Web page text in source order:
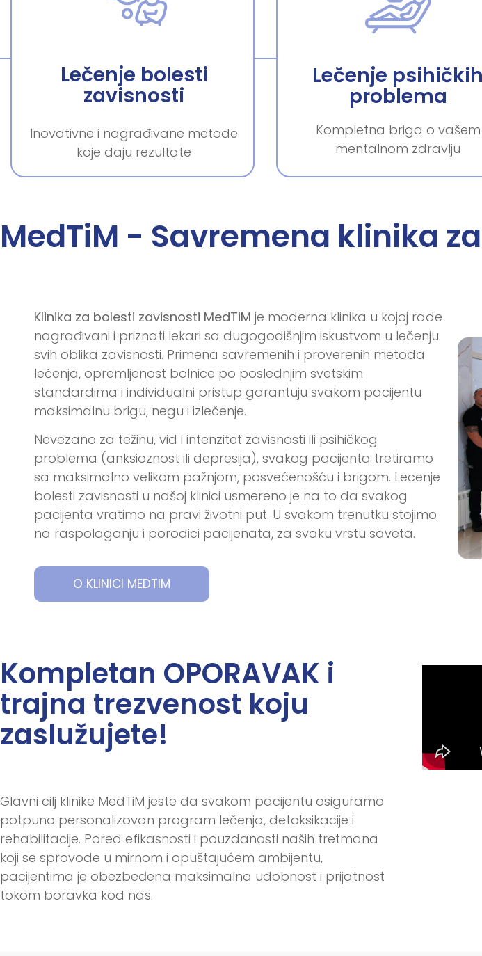
Lečenje bolesti
zavisnosti
Inovativne i nagrađivane metode
koje daju rezultate
Lečenje psihičkih
problema
Kompletna briga o vašem
mentalnom zdravlju
MedTiM - Savremena klinika
Klinika za bolesti zavisnosti MedTiM je moderna klinika u kojoj rade
nagrađivani i priznati lekari sa dugogodišnjim iskustvom u lečenju
svih oblika zavisnosti. Primena savremenih i proverenih metoda
lečenja, opremljenost bolnice po poslednjim svetskim
standardima i individualni pristup garantuju svakom pacijentu
maksimalnu brigu, negu i izlečenje.
Nevezano za težinu, vid i intenzitet zavisnosti ili psihičkog
problema (anksioznost ili depresija), svakog pacijenta tretiramo
sa maksimalno velikom pažnjom, posvećenošću i brigom. Lecenje
bolesti zavisnosti u našoj klinici usmereno je na to da svakog
pacijenta vratimo na pravi životni put. U svakom trenutku stojimo
na raspolaganju i porodici pacijenata, za svaku vrstu saveta.
O KLINICI MEDTIM
Kompletan OPORAVAK i
trajna trezvenost koju
zaslužujete!
Glavni cilj klinike MedTiM jeste da svakom pacijentu osiguramo
potpuno personalizovan program lečenja, detoksikacije i
rehabilitacije. Pored efikasnosti i pouzdanosti naših tretmana
koji se sprovode u mirnom i opuštajućem ambijentu,
pacijentima je obezbeđena maksimalna udobnost i prijatnost
tokom boravka kod nas.